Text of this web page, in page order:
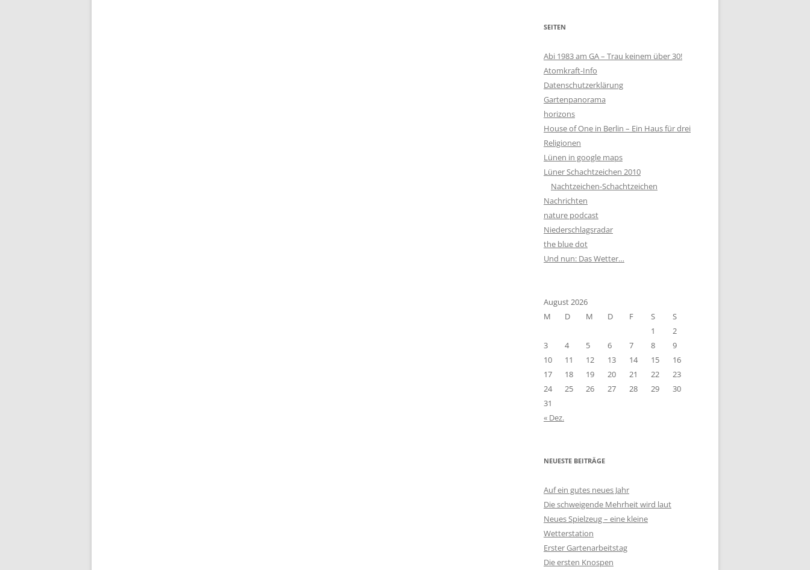
SEITEN
Abi 1983 am GA – Trau keinem über 30!
Atomkraft-Info
Datenschutzerklärung
Gartenpanorama
horizons
House of One in Berlin – Ein Haus für drei
Religionen
Lünen in google maps
Lüner Schachtzeichen 2010
Nachtzeichen-Schachtzeichen
Nachrichten
nature podcast
Niederschlagsradar
the blue dot
Und nun: Das Wetter…
August 2026
M
D M D F S
S
1
2
3
4 5 6 7 8
9
10
11 12 13 14 15
16
17
18 19 20 21 22
23
24
25 26 27 28 29
30
31
« Dez.
NEUESTE BEITRÄGE
Auf ein gutes neues Jahr
Die schweigende Mehrheit wird laut
Neues Spielzeug – eine kleine
Wetterstation
Erster Gartenarbeitstag
Die ersten Knospen